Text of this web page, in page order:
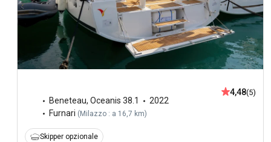
Beneteau, Oceanis 38.1
2022
Furnari ( Milazzo : a 16,7 km)
4,48(5)
Skipper opzionale